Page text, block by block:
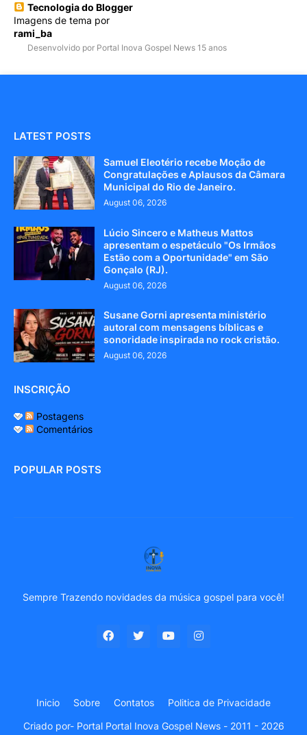
Tecnologia do Blogger
Imagens de tema por
rami_ba
Desenvolvido por Portal Inova Gospel News 15 anos
LATEST POSTS
Samuel Eleotério recebe Moção de
Congratulações e Aplausos da Câmara
Municipal do Rio de Janeiro.
August 06, 2026
Lúcio Sincero e Matheus Mattos
apresentam o espetáculo "Os Irmãos
Estão com a Oportunidade" em São
Gonçalo (RJ).
August 06, 2026
Susane Gorni apresenta ministério
autoral com mensagens bíblicas e
sonoridade inspirada no rock cristão.
August 06, 2026
INSCRIÇÃO
Postagens
Comentários
POPULAR POSTS
Sempre Trazendo novidades da música gospel para você!
Criado por- Portal Portal Inova Gospel News - 2011 - 2026
Inicio Sobre Contatos Politica de Privacidade